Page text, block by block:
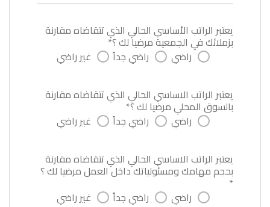
يعتبر الراتب الأساسي الحالي الذي تتقاضاه مقارنة
بزملائك في الجمعية مرضيا لك ؟*
راضي راضي جداً غير راضي
يعتبر الراتب الاساسي الحالي الذي تتقاضاه مقارنة
بالسوق المحلي مرضيا لك ؟*
راضي راضي جداً غير راضي
يعتبر الراتب الاساسي الحالي الذي تتقاضاه مقارنة
بحجم مهامك ومسئولياتك داخل العمل مرضيا لك ؟
*
راضي راضي جداً غير راضي